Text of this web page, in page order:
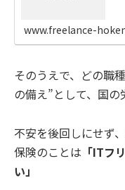
www.freelance-
そのうえで、どの職
の備え”として、国の
不安を後回しにせず
保険のことは 「ITフ
い」